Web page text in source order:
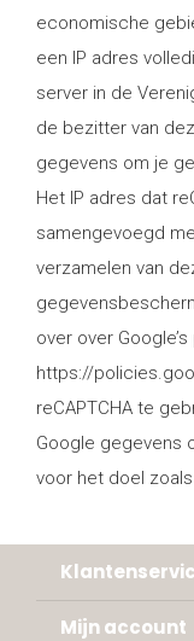
economische
een IP adres
server in de
de bezitter van
gegevens om je
Het IP adres dat
samengevoegd
verzamelen van
over over
https://
reCAPTCHA te
Google gegevens
voor het doel
Mijn account